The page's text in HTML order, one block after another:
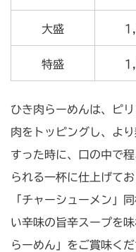
大盛
特盛
ひき肉らーめんは、ピ
肉をトッピングし、よ
すった時に、口の中で
られる一杯に仕上げて
「チャーシューメン」
い辛味の旨辛スープを
らーめん」をご賞味くだ